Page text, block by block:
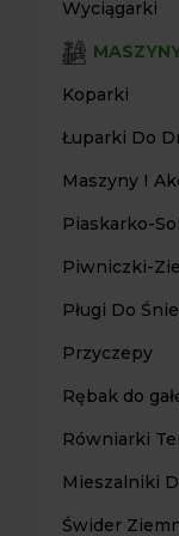
Wyciągarki
Koparki
Łuparki Do
Maszyny I
Piaskarko-
Piwniczki-
Pługi Do
Przyczepy
Rębak do
Równiarki
Mieszalniki
Świder